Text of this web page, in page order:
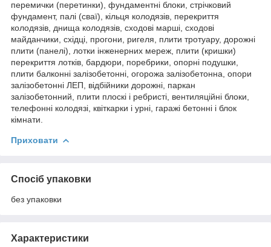
перемички (перетинки), фундаментні блоки, стрічковий
фундамент, палі (сваї), кільця колодязів, перекриття
колодязів, днища колодязів, сходові марші, сходові
майданчики, східці, прогони, ригеля, плити тротуару, дорожні
плити (панелі), лотки інженерних мереж, плити (кришки)
перекриття лотків, бардюри, поребрики, опорні подушки,
плити балконні залізобетонні, огорожа залізобетонна, опори
залізобетонні ЛЕП, відбійники дорожні, паркан
залізобетонний, плити плоскі і ребристі, вентиляційні блоки,
телефонні колодязі, квіткарки і урні, гаражі бетонні і блок
кімнати.
Приховати
Спосіб упаковки
без упаковки
Характеристики